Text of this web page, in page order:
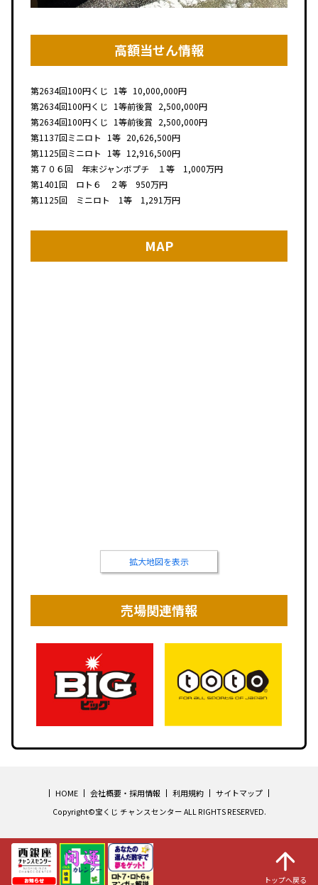
高額当せん情報
第2634回100円くじ 1等 10,000,000円
第2634回100円くじ 1等前後賞 2,500,000円
第2634回100円くじ 1等前後賞 2,500,000円
第1137回ミニロト 1等 20,626,500円
第1125回ミニロト 1等 12,916,500円
第７０６回 年末ジャンボプチ １等 1,000万円
第1401回 ロト６ ２等 950万円
第1125回 ミニロト 1等 1,291万円
MAP
拡大地図を表示
売場関連情報
トップへ戻る
HOME 会社概要・採用情報 利用規約 サイトマップ
Copyright©宝くじ チャンスセンター ALL RIGHTS RESERVED.